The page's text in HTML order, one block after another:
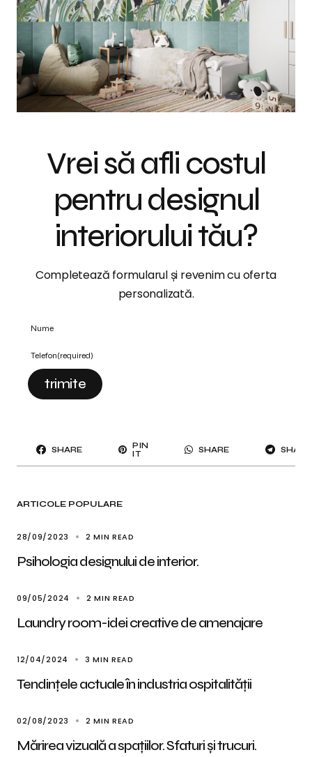
ARTICOLE POPULARE
28/09/2023 2 MIN READ
Psihologia designului de interior.
09/05/2024 2 MIN READ
Laundry room-idei creative de amenajare
12/04/2024 3 MIN READ
Tendințele actuale în industria ospitalității
02/08/2023 2 MIN READ
Mărirea vizuală a spațiilor. Sfaturi și trucuri.
Vrei să afli costul
pentru designul
interiorului tău?
Completează formularul și revenim cu oferta
personalizată.
Nume
Telefon(required)
trimite
SHARE
PIN
IT
SHARE SHARE